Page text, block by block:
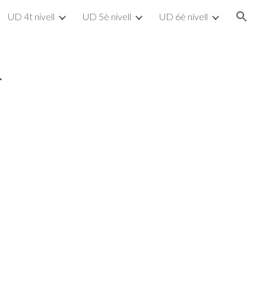
UD 4t nivell UD 5è nivell UD 6è nivell